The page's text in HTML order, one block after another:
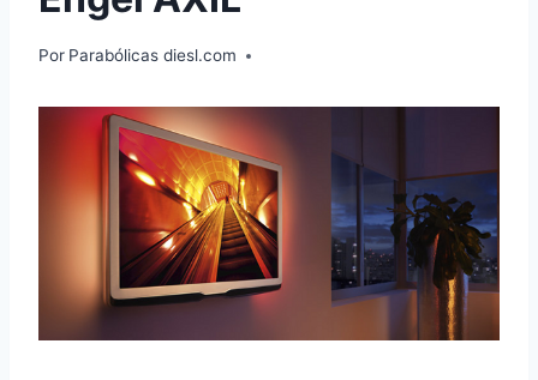
Por Parabólicas diesl.com